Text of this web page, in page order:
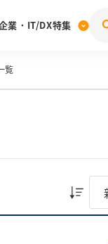
考体験記投稿キャン
業・IT/DX特集
覧